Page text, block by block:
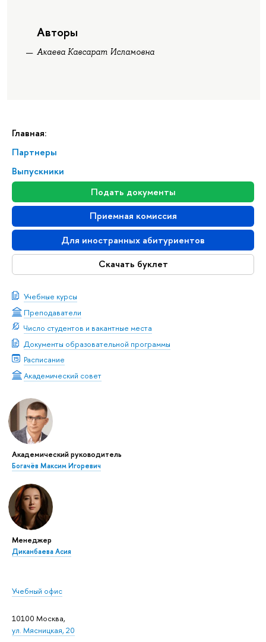
Главная:
Партнеры
Выпускники
Подать документы
Приемная комиссия
Для иностранных абитуриентов
Скачать буклет
Учебные курсы
Преподаватели
Число студентов и вакантные места
Документы образовательной программы
Расписание
Академический совет
Академический руководитель
Богачёв Максим Игоревич
Менеджер
Диканбаева Асия
Учебный офис
10100 Москва,
ул. Мясницкая, 20
Авторы
Акаева Кавсарат Исламовна